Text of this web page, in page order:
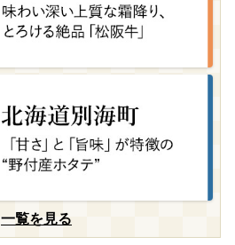
一覧を見る